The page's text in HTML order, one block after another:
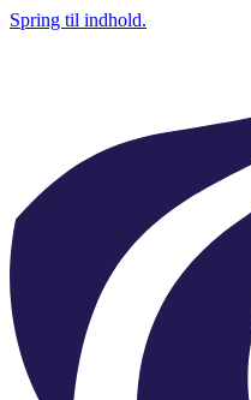
Spring til indhold.